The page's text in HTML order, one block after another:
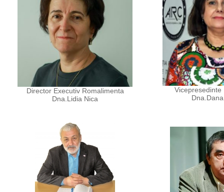
Director Executiv Romalimenta
Dna.Lidia Nica
Vicepresedinte